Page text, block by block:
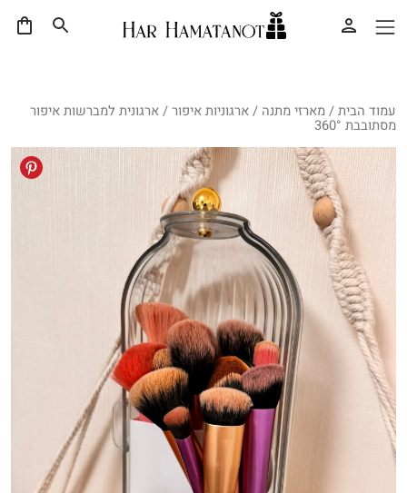
עמוד הבית/מארזי מתנה /ארגוניות איפור/ ארגונית למברשות איפור
מסתובבת 360°